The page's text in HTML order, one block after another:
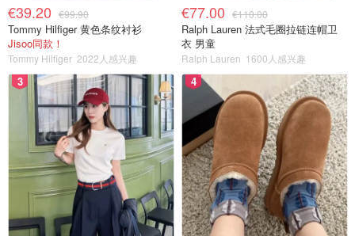
€39.20 €99.90
Tommy Hilfiger 黄色条纹衬衫
Jisoo同款！
Tommy Hilfiger 2022人感兴趣
€77.00 €110.00
Ralph Lauren 法式毛圈拉链连帽卫
衣 男童
Ralph Lauren 1600人感兴趣
3 4